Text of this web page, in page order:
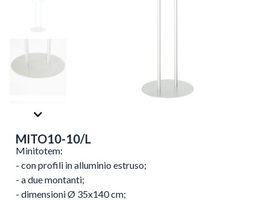
MITO10-10/L
Minitotem:
- con profili in alluminio estruso;
- a due montanti;
- dimensioni Ø 35x140 cm;